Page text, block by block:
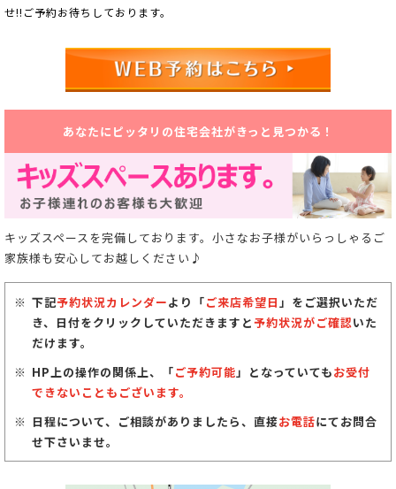
せ!!ご予約お待ちしております。
あなたにピッタリの住宅会社がきっと見つかる！
キッズスペースを完備しております。小さなお子様がいらっしゃるご
家族様も安心してお越しください♪
下記予約状況カレンダーより「ご来店希望日」をご選択いただ
き、日付をクリックしていただきますと予約状況がご確認いた
だけます。
HP上の操作の関係上、「ご予約可能」となっていてもお受付
できないこともございます。
日程について、ご相談がありましたら、直接お電話にてお問合
せ下さいませ。